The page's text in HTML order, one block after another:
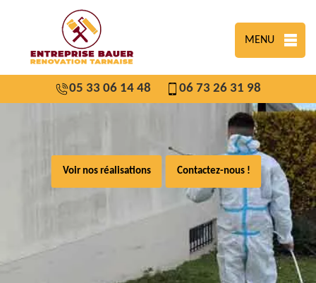
MENU
05 33 06 14 48 06 73 26 31 98
Voir nos réalisations Contactez-nous !